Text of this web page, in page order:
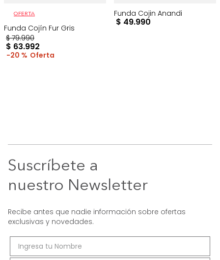
OFERTA
Funda Cojín Fur Gris
$ 79.990
$ 63.992
20 %
Funda Cojin Anandi
$ 49.990
Suscríbete a
nuestro Newsletter
Recibe antes que nadie información sobre ofertas
exclusivas y novedades.